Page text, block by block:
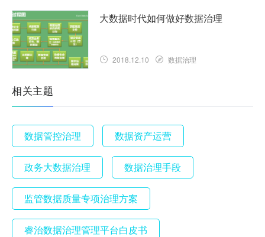
大数据时代如何做好数据治理
2018.12.10 数据治理
相关主题
数据管控治理 数据资产运营
政务大数据治理 数据治理手段
监管数据质量专项治理方案
睿治数据治理管理平台白皮书